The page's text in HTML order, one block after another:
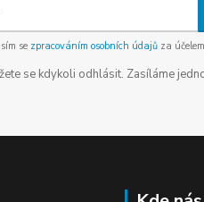
se zpracováním osobních údajůza
se kdykoli odhlásit. Zasíláme